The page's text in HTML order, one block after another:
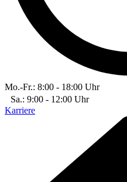
Mo.-Fr.: 8:00 - 18:00 Uhr
Sa.: 9:00 - 12:00 Uhr
Karriere